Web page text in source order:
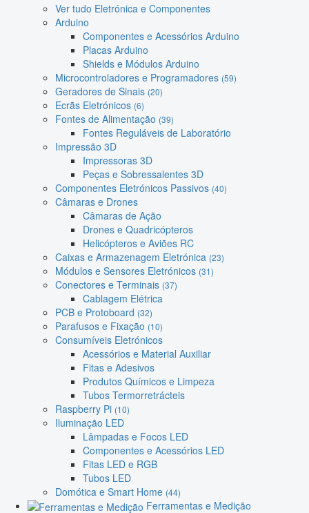
Ver tudo Eletrónica e Componentes
Arduino
Componentes e Acessórios Arduino
Placas Arduino
Shields e Módulos Arduino
Microcontroladores e Programadores (59)
Geradores de Sinais (20)
Ecrãs Eletrónicos (6)
Fontes de Alimentação (39)
Fontes Reguláveis de Laboratório
Impressão 3D
Impressoras 3D
Peças e Sobressalentes 3D
Componentes Eletrónicos Passivos (40)
Câmaras e Drones
Câmaras de Ação
Drones e Quadricópteros
Helicópteros e Aviões RC
Caixas e Armazenagem Eletrónica (23)
Módulos e Sensores Eletrónicos (31)
Conectores e Terminais (37)
Cablagem Elétrica
PCB e Protoboard (32)
Parafusos e Fixação (10)
Consumíveis Eletrónicos
Acessórios e Material Auxiliar
Fitas e Adesivos
Produtos Químicos e Limpeza
Tubos Termorretrácteis
Raspberry Pi (10)
Iluminação LED
Lâmpadas e Focos LED
Componentes e Acessórios LED
Fitas LED e RGB
Tubos LED
Domótica e Smart Home (44)
Ferramentas e Medição